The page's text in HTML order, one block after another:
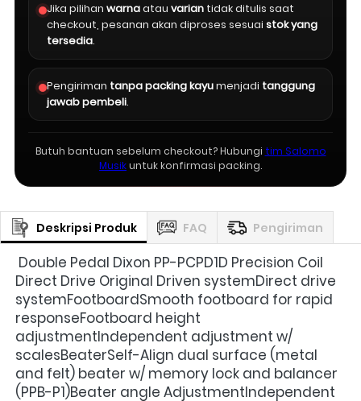
Jika pilihan warnaatau varian tidak ditulis saat
checkout, pesanan akan diproses sesuai stok yang
tersedia.
Pengiriman tanpa packing kayumenjadi tanggung
jawab pembeli.
Butuh bantuan sebelum checkout? Hubungi tim Salomo
Musikuntuk konfirmasi packing.
Deskripsi Produk FAQ Pengiriman
Double Pedal Dixon PP-PCPD1D Precision Coil
Direct Drive Original Driven systemDirect drive
systemFootboardSmooth footboard for rapid
responseFootboard height
adjustmentIndependent adjustment w/
scalesBeaterSelf-Align dual surface (metal
and felt) beater w/ memory lock and balancer
(PPB-P1)Beater angle AdjustmentIndependent